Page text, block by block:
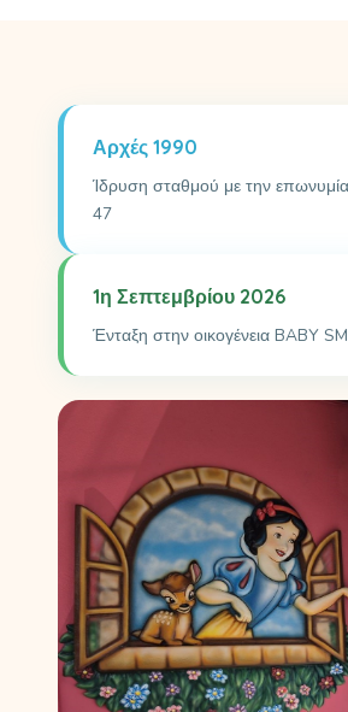
Αρχές 1990
Ίδρυση σταθμού με την
47
1η Σεπτεμβρίου 2026
Ένταξη στην οικογένεια BABY